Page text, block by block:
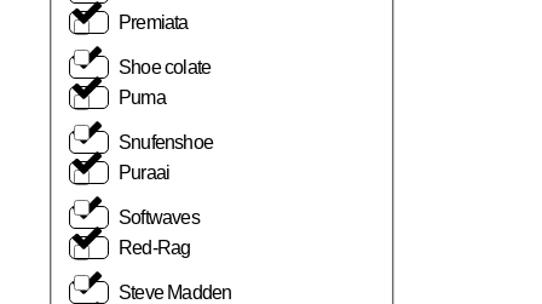
Shoe colate
Snufenshoe
Softwaves
Steve Madden
Premiata
Puma
Puraai
Red-Rag